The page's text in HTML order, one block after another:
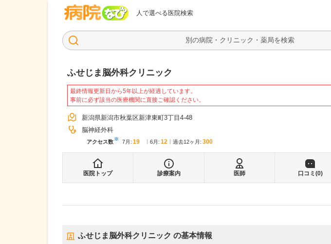
人で選べる医院検索
病院なび
検索
ふせじま脳外科クリニック
最終情報更新日から5年以上が経過しています。
事前に必ず該当の医療機関に直接ご確認ください。
新潟県新潟市秋葉区新津東町3丁目4-48
脳神経外科
アクセス数※ 7月 : 19 6月 : 12 過去12ヶ月: 300
医院トップ 診療案内 医師 口コミ(0)
ふせじま脳外科クリニック の基本情報